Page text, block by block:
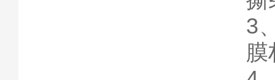
3
膜